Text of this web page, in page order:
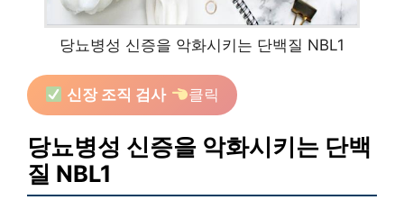
당뇨병성 신증을 악화시키는 단백질 NBL1
신장 조직 검사 클릭
당뇨병성 신증을 악화시키는 단백
질 NBL1